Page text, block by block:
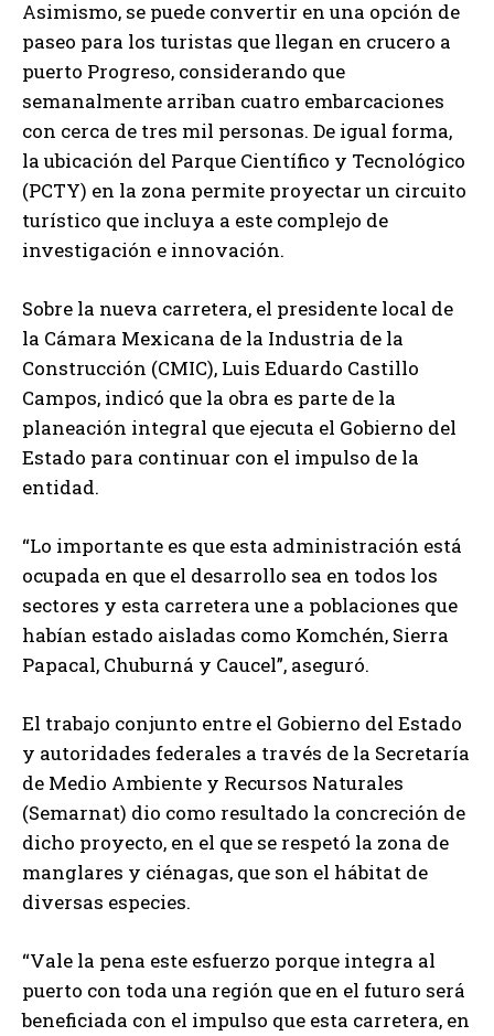
Asimismo, se puede convertir en una opción de
paseo para los turistas que llegan en crucero a
puerto Progreso, considerando que
semanalmente arriban cuatro embarcaciones
con cerca de tres mil personas. De igual forma,
la ubicación del Parque Científico y Tecnológico
(PCTY) en la zona permite proyectar un circuito
turístico que incluya a este complejo de
investigación e innovación.
Sobre la nueva carretera, el presidente local de
la Cámara Mexicana de la Industria de la
Construcción (CMIC), Luis Eduardo Castillo
Campos, indicó que la obra es parte de la
planeación integral que ejecuta el Gobierno del
Estado para continuar con el impulso de la
entidad.
“Lo importante es que esta administración está
ocupada en que el desarrollo sea en todos los
sectores y esta carretera une a poblaciones que
habían estado aisladas como Komchén, Sierra
Papacal, Chuburná y Caucel”, aseguró.
El trabajo conjunto entre el Gobierno del Estado
y autoridades federales a través de la Secretaría
de Medio Ambiente y Recursos Naturales
(Semarnat) dio como resultado la concreción de
dicho proyecto, en el que se respetó la zona de
manglares y ciénagas, que son el hábitat de
diversas especies.
“Vale la pena este esfuerzo porque integra al
puerto con toda una región que en el futuro será
beneficiada con el impulso que esta carretera, en